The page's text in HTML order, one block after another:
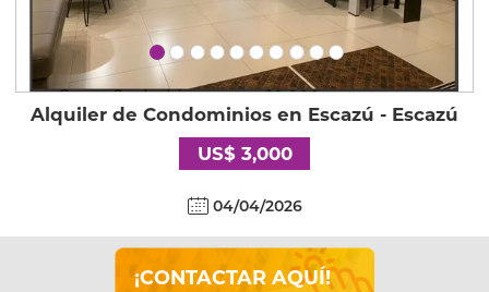
Alquiler de Condominios en Escazú - Escazú
US$ 3,000
04/04/2026
¡CONTACTAR AQUÍ!